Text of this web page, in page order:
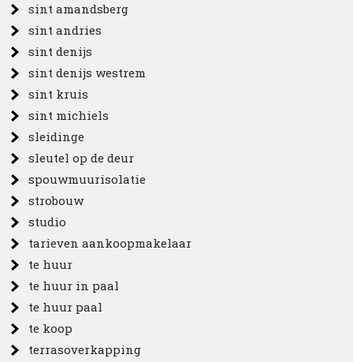
sint amandsberg
sint andries
sint denijs
sint denijs westrem
sint kruis
sint michiels
sleidinge
sleutel op de deur
spouwmuurisolatie
strobouw
studio
tarieven aankoopmakelaar
te huur
te huur in paal
te huur paal
te koop
terrasoverkapping